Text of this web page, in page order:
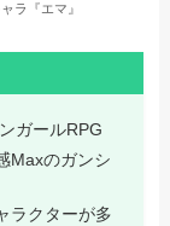
ラ『エマ』
ガールRPG
Maxのガンシ
ラクターが多